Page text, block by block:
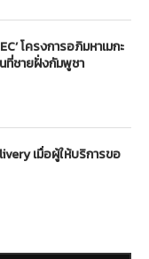
โครงการอภิมหาเมกะ
ที่ชายฝั่งกัมพูชา
เมื่อผู้ให้บริการขอ